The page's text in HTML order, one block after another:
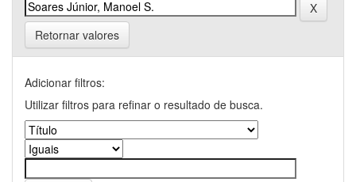
Retornar valores
Adicionar filtros:
Utilizar filtros para refinar o resultado de busca.